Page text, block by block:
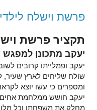
פרשת וישלח
תקציר פרשת
יעקב מתכונן
יעקב ופמלייתו קרובים
שולח שליחים לארץ שעיר,
ומספרים כי עשו יוצא
יעקב חושש ממלחמת אחים.
מחלק את משפחתו וכל